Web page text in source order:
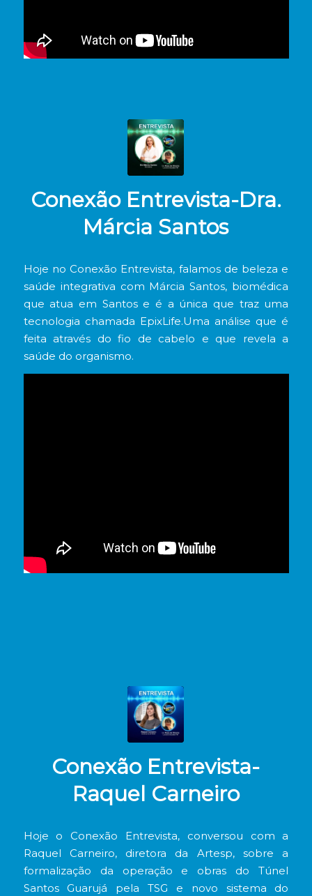
Conexão Entrevista-Dra.
Márcia Santos
Hoje no Conexão Entrevista, falamos de beleza e
saúde integrativa com Márcia Santos, biomédica
que atua em Santos e é a única que traz uma
tecnologia chamada EpixLife.Uma análise que é
feita através do fio de cabelo e que revela a
saúde do organismo.
Conexão Entrevista-
Raquel Carneiro
Hoje o Conexão Entrevista, conversou com a
Raquel Carneiro, diretora da Artesp, sobre a
formalização da operação e obras do Túnel
Santos Guarujá pela TSG e novo sistema do